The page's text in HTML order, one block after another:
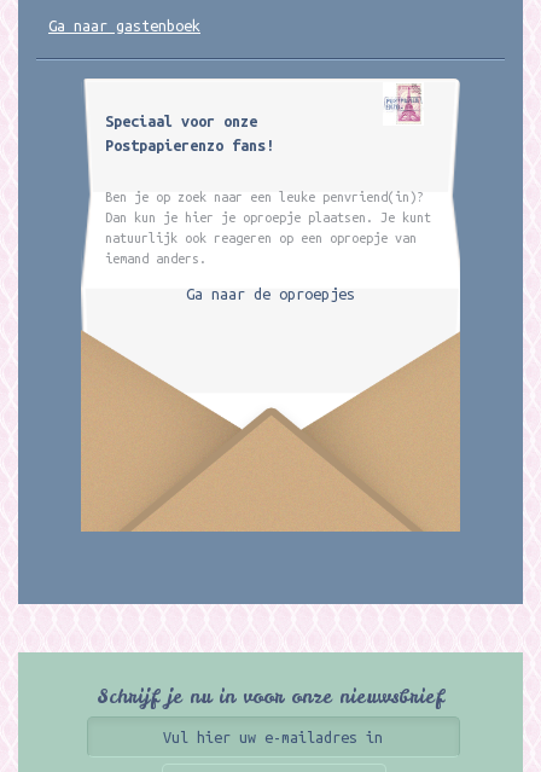
Ga naar gastenboek
Speciaal voor onze
Postpapierenzo fans!
Ben je op zoek naar een leuke penvriend(in)?
Dan kun je hier je oproepje plaatsen. Je kunt
natuurlijk ook reageren op een oproepje van
iemand anders.
Ga naar de oproepjes
Schrijf je nu in voor onze nieuwsbrief